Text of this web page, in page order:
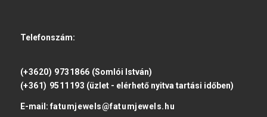
Telefonszám:
(+3620) 9731866 (Somlói István)
(+361) 9511193 (üzlet - elérhető nyitva tartási időben)
E-mail: fatumjewels@fatumjewels.hu